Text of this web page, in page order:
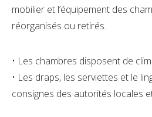
mobilier et l’équipement des
réorganisés ou retirés.
• Les chambres disposent de
• Les draps, les serviettes et le
consignes des autorités locales